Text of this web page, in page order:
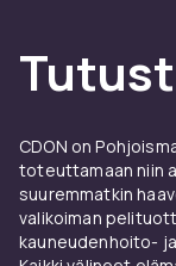
Haluatko
istuimella?
poytiin.
Yhdista
malli sopii
CDON on
toteuttamaan niin
suuremmatkin
valikoiman
kauneudenhoito-